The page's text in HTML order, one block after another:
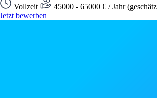
Vollzeit 45000 - 65000 € / Jahr
Jetzt bewerben